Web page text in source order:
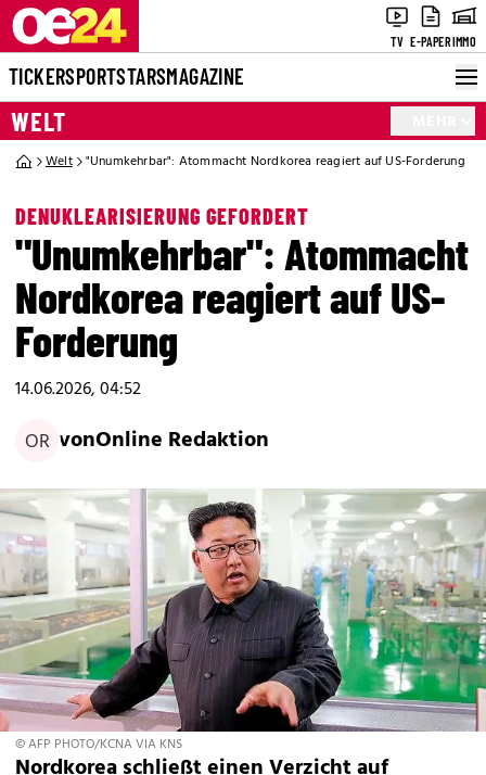
TV E-PAPERIMMO
TICKERSPORTSTARSMAGAZINE
WELT
Welt "Unumkehrbar": Atommacht Nordkorea reagiert auf US-Forderung
DENUKLEARISIERUNG GEFORDERT
"Unumkehrbar": Atommacht
Nordkorea reagiert auf US-
Forderung
14.06.2026, 04:52
OR vonOnline Redaktion
© AFP PHOTO/KCNA VIA KNS